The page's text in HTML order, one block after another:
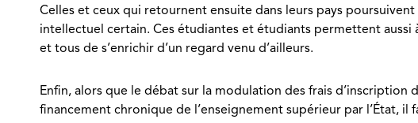
Celles et ceux qui retournent ensuite dans leurs pays
intellectuel certain. Ces étudiantes et étudiants permettent
et tous de s’enrichir d’un regard venu d’ailleurs.
Enfin, alors que le débat sur la modulation des frais d’inscription
financement chronique de l’enseignement supérieur par l’État,